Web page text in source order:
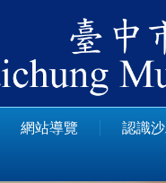
網站導覽 認識